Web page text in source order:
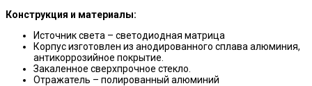
Конструкция и материалы:
Источник света – светодиодная матрица
Корпус изготовлен из анодированного сплава алюминия,
антикоррозийное покрытие.
Закаленное сверхпрочное стекло.
Отражатель – полированный алюминий